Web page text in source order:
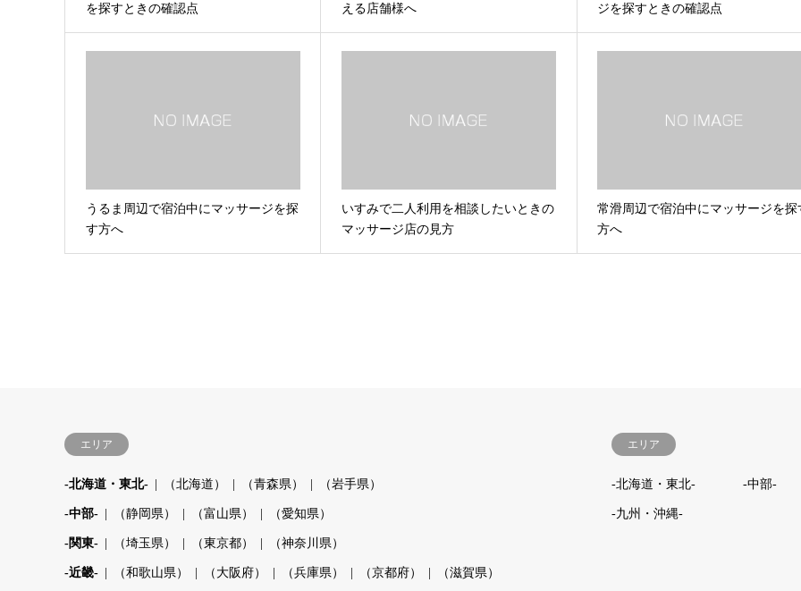
を探すときの確認点
える店舗様へ
ジを探すときの確認点
うるま周辺で宿泊中にマッサージを探
す方へ
いすみで二人利用を相談したいときの
マッサージ店の見方
常滑周辺で宿泊中にマッサージを探
方へ
エリア
-北海道・東北- （北海道） （青森県） （岩手県）
-中部- （静岡県） （富山県） （愛知県）
-関東- （埼玉県） （東京都） （神奈川県）
-近畿- （和歌山県） （大阪府） （兵庫県） （京都府） （滋賀県）
エリア
-北海道・東北- -中部-
-九州・沖縄-